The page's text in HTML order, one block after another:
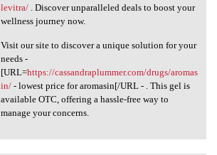
levitra/. Discover unparalleled deals to boost your
wellness journey now.
Visit our site to discover a unique solution for your
needs -
[URL=https://cassandraplummer.com/drugs/aromas
in/- lowest price for aromasin[/URL - . This gel is
available OTC, offering a hassle-free way to
manage your concerns.